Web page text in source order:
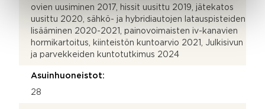
ovien uusiminen 2017, hissit uusittu 2019, jätekatos
uusittu 2020, sähkö- ja hybridiautojen latauspisteiden
lisääminen 2020-2021, painovoimaisten iv-kanavien
hormikartoitus, kiinteistön kuntoarvio 2021, Julkisivun
ja parvekkeiden kuntotutkimus 2024
Asuinhuoneistot:
28